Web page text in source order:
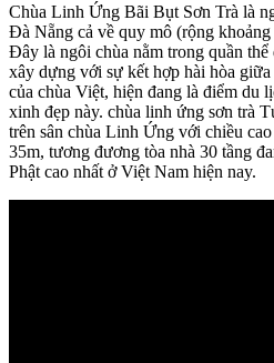
Chùa Linh Ứng Bãi Bụt Sơn Trà là
Đà Nẵng cả về quy mô (rộng
Đây là ngôi chùa nằm trong quần
xây dựng với sự kết hợp hài hòa
của chùa Việt, hiện đang là điểm du
xinh đẹp này. chùa linh ứng sơn trà
trên sân chùa Linh Ứng với chiều
35m, tương đương tòa nhà 30 tầng
Phật cao nhất ở Việt Nam hiện nay.